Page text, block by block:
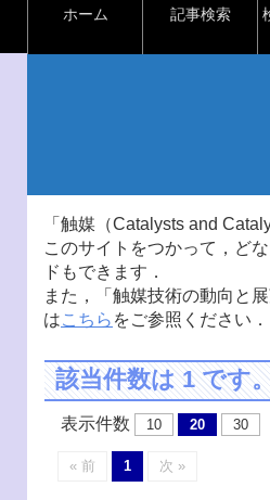
ホーム 記事検索
「触媒（Catalysts and
このサイトをつかって，ど
ドもできます．
また，「触媒技術の動向と
はこちら をご参照ください．
該当件数は 1 です
表示件数 10 20 30
« 前 1 次 »